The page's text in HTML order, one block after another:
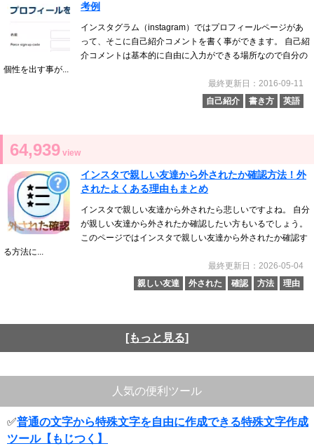
考例
インスタグラム（instagram）ではプロフィールページがあ
って、そこに自己紹介コメントを書く事ができます。 自己紹
介コメントは基本的に自由に入力ができる場所なので自分の
個性を出す事が...
最終更新日：2016-09-11
自己紹介
書き方 英語
64,939 view
インスタで親しい友達から外されたか確認方法！外
されたよくある理由もまとめ
インスタで親しい友達から外されたら悲しいですよね。 自分
が親しい友達から外されたか確認したい方もいるでしょう。
このページではインスタで親しい友達から外されたか確認す
る方法に...
最終更新日：2026-05-04
親しい友達
外された 確認 方法 理由
[もっと見る]
人気の便利ツール
✅普通の文字から特殊文字を自由に作成できる特殊文字作成
ツール【もじつく】